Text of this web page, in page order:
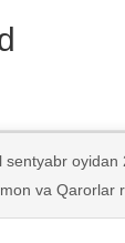
sentyabr oyidan
va Qarorlar